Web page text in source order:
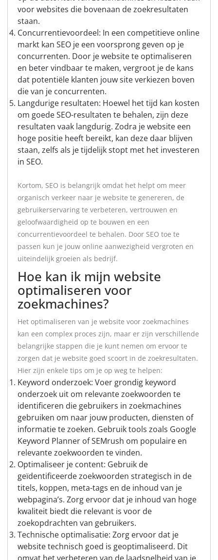
voor websites die bovenaan de zoekresultaten
staan.
Concurrentievoordeel: In een competitieve online
markt kan SEO je een voorsprong geven op je
concurrenten. Door je website te optimaliseren
en beter vindbaar te maken, vergroot je de kans
dat potentiële klanten jouw site verkiezen boven
die van je concurrenten.
Langdurige resultaten: Hoewel het tijd kan kosten
om goede SEO-resultaten te behalen, zijn deze
resultaten vaak langdurig. Zodra je website een
hoge positie heeft bereikt, kan deze daar blijven
staan, zelfs als je tijdelijk stopt met het investeren
in SEO.
Kortom, SEO is belangrijk omdat het helpt om meer
organisch verkeer naar je website te genereren, de
gebruikerservaring te verbeteren, vertrouwen en
geloofwaardigheid op te bouwen en een
concurrentievoordeel te behalen. Door SEO toe te
passen kun je jouw online aanwezigheid vergroten en
uiteindelijk groeien als bedrijf.
Hoe kan ik mijn website
optimaliseren voor
zoekmachines?
Het optimaliseren van je website voor zoekmachines
kan een complex proces zijn, maar er zijn verschillende
belangrijke stappen die je kunt nemen om ervoor te
zorgen dat je website goed scoort in de zoekresultaten.
Hier zijn enkele tips om je op weg te helpen:
Keyword onderzoek: Voer grondig keyword
onderzoek uit om relevante zoekwoorden te
identificeren die gebruikers in zoekmachines
gebruiken om naar jouw producten, diensten of
informatie te zoeken. Gebruik tools zoals Google
Keyword Planner of SEMrush om populaire en
relevante zoekwoorden te vinden.
Optimaliseer je content: Gebruik de
geïdentificeerde zoekwoorden strategisch in de
titels, koppen, meta-tags en de inhoud van je
webpagina’s. Zorg ervoor dat je inhoud van hoge
kwaliteit biedt die relevant is voor de
zoekopdrachten van gebruikers.
Technische optimalisatie: Zorg ervoor dat je
website technisch goed is geoptimaliseerd. Dit